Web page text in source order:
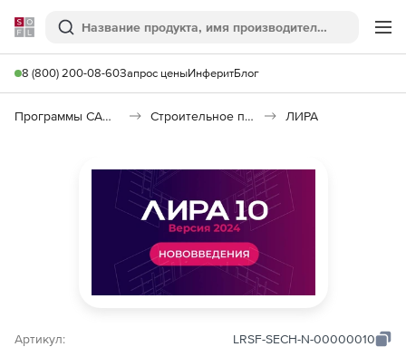
Softline
Поиск
8 (800) 200-08-60Запрос ценыИнферитБлог
Программы САПР и ГИС Строительное программное обеспечение ЛИРА
Артикул: LRSF-SECH-N-00000010